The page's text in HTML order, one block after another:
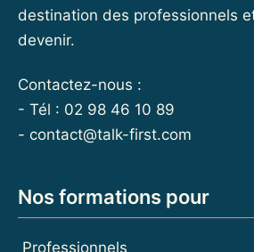
destination des professionnels
devenir.
Contactez-nous :
- Tél : 02 98 46 10 89
- contact@talk-first.com
Nos formations pour
Professionnels